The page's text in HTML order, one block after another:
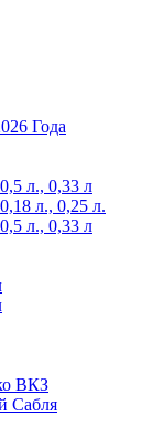
Года
л., 0,33 л
л., 0,25 л.
л., 0,33 л
ВКЗ
Сабля